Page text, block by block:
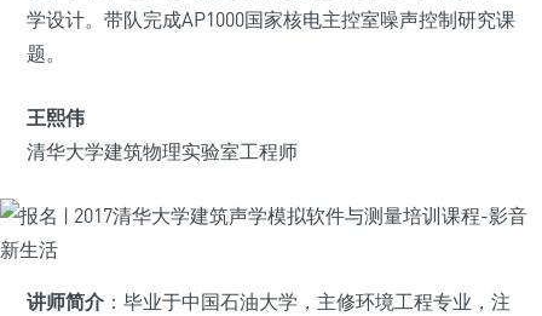
学设计。带队完成AP1000国家核电主控室噪声控制研究课
题。
王熙伟
清华大学建筑物理实验室工程师
讲师简介 ：毕业于中国石油大学，主修环境工程专业，注